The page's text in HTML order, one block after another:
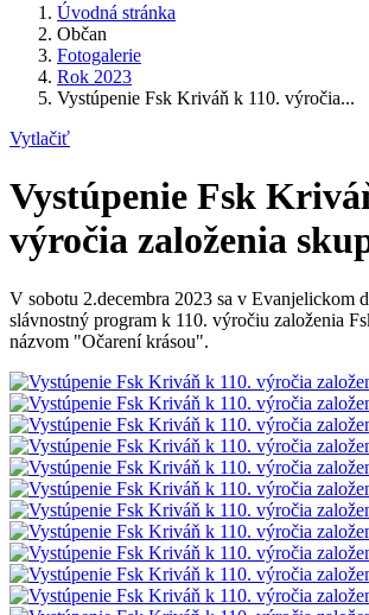
Úvodná stránka
Občan
Fotogalerie
Rok 2023
Vystúpenie Fsk Kriváň k 110. výročia...
Vytlačiť
Vystúpenie Fsk
výročia založenia
V sobotu 2.decembra 2023 sa v Evanjelickom
slávnostný program k 110. výročiu založenia
názvom "Očarení krásou".